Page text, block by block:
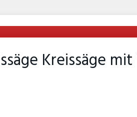
Kreissäge